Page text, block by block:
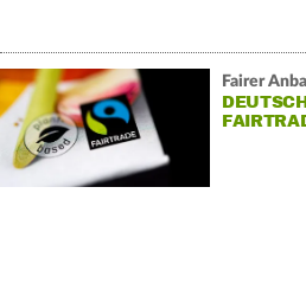
Fairer